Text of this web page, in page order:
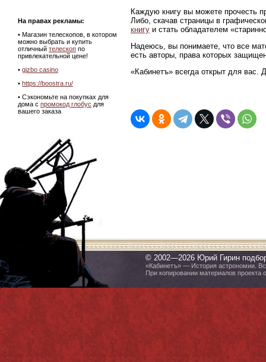
На правах рекламы:
• Магазин телескопов, в котором
можно выбрать и купить
отличный телескоп по
привлекательной цене!
• gizbo casino
• https://boostra.ru/
• Сэкономьте на покупках для
дома с промокод глобус для
вашего заказа
Каждую книгу вы можете прочесть
Либо, скачав страницы в
книгу и стать обладателем
Надеюсь, вы понимаете, что все
есть авторы, права которых
«Кабинетъ» всегда открыт для вас.
© 2002—2026 Юрий Гирин
«Кабинетъ» — История астрономии.
При копировании материалов проекта